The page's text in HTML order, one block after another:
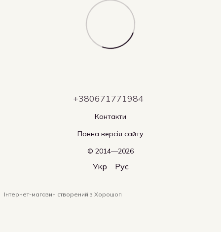
+380671771984
Контакти
Повна версія сайту
© 2014—2026
Укр Рус
Інтернет-магазин створений з Хорошоп